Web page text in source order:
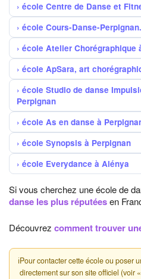
école Centre de Danse et
école Cours-Danse-
école Atelier Chorégraphique
école ApSara, art
école Studio de danse
Perpignan
école As en danse à
école Synopsis à Perpignan
école Everydance à Alénya
Si vous cherchez une école de
danse les plus réputéesen
Découvrez comment trouver
ℹPour contacter cette école ou poser
directement sur son site officiel (voir